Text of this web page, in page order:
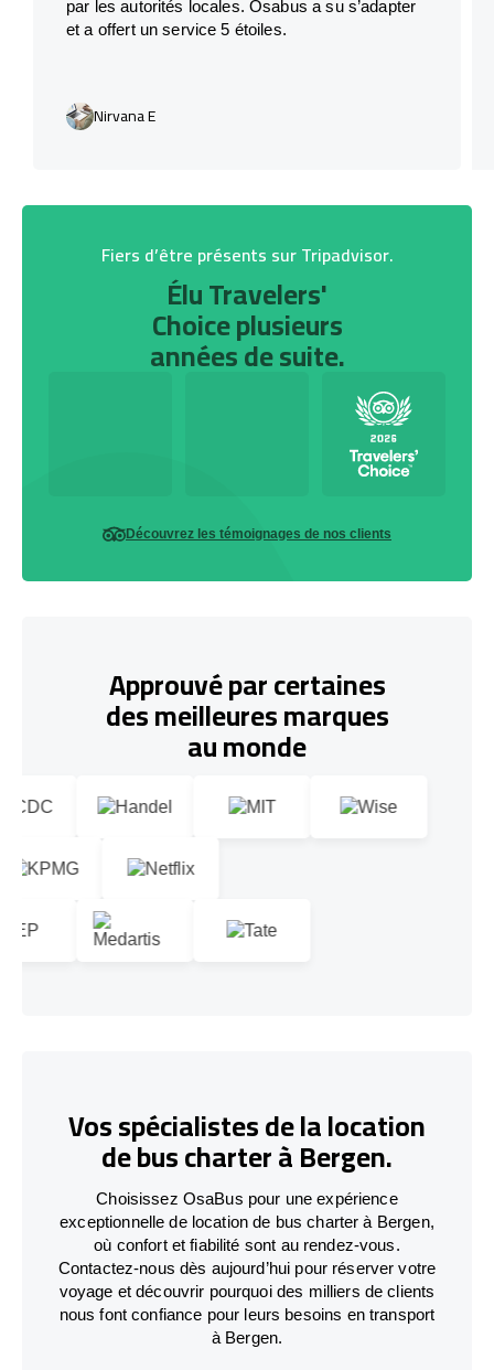
par les autorités locales. Osabus a su s’adapter
et a offert un service 5 étoiles.
Nirvana E
Fiers d’être présents sur Tripadvisor.
Élu Travelers'
Choice plusieurs
années de suite.
Découvrez les témoignages de nos clients
Approuvé par certaines
des meilleures marques
au monde
Vos spécialistes de la location
de bus charter à Bergen.
Choisissez OsaBus pour une expérience
exceptionnelle de location de bus charter à Bergen,
où confort et fiabilité sont au rendez-vous.
Contactez-nous dès aujourd’hui pour réserver votre
voyage et découvrir pourquoi des milliers de clients
nous font confiance pour leurs besoins en transport
à Bergen.